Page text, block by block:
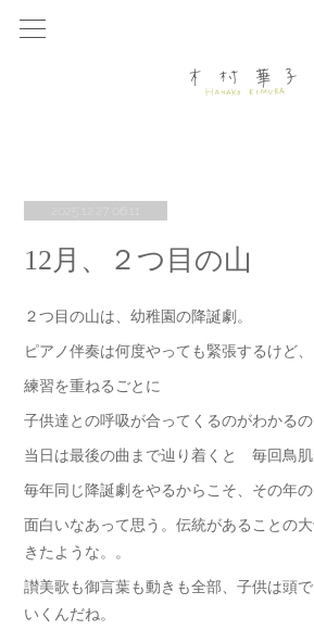
12月、２つ目の山
２つ目の山は、幼稚園の降誕劇。
ピアノ伴奏は何度やっても緊張するけど、
練習を重ねるごとに
子供達との呼吸が合ってくるのがわかるの
当日は最後の曲まで辿り着くと 毎回鳥肌
毎年同じ降誕劇をやるからこそ、その年
面白いなあって思う。伝統があることの
きたような。。
讃美歌も御言葉も動きも全部、子供は頭
いくんだね。